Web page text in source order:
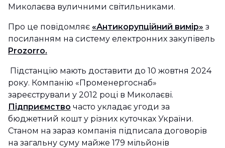
Миколаєва вуличними світильниками.
Про це повідомляє «Антикорупційний вимір» з
посиланням на систему електронних закупівель
Prozorro.
Підстанцію мають доставити до 10 жовтня 2024
року. Компанію «Променергоснаб»
зареєстрували у 2012 році в Миколаєві.
Підприємство часто укладає угоди за
бюджетний кошт у різних куточках України.
Станом на зараз компанія підписала договорів
на загальну суму майже 179 мільйонів